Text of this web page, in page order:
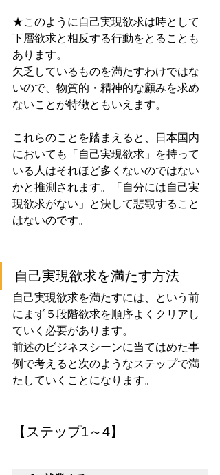
★このように自己実現欲求は時として
下層欲求と相反する行動をとることも
あります。
欠乏しているものを満たすわけではな
いので、物質的・精神的な顧みを求め
ないことが特徴ともいえます。
これらのことを踏まえると、日本国内
においても「自己実現欲求」を持って
いる人はそれほど多くないのではない
かと推測されます。「自分には自己実
現欲求がない」と決して悲観すること
はないのです。
自己実現欲求を満たす方法
自己実現欲求を満たすには、という前
にまず５段階欲求を順序よくクリアし
ていく必要があります。
前述のビジネスシーンに当てはめた事
例で考えると次のようなステップで満
たしていくことになります。
【ステップ1～4】